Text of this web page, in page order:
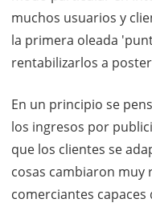
muchos usuarios y
la primera oleada
rentabilizarlos a
En un principio se
los ingresos por
que los clientes se
cosas cambiaron muy
comerciantes